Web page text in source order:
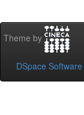
Theme by
DSpace Software